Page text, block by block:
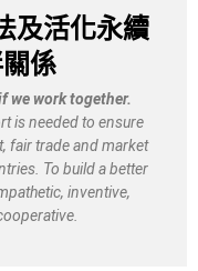
及活化永續
係
we work together.
is needed to ensure
fair trade and market
To build a better
inventive,